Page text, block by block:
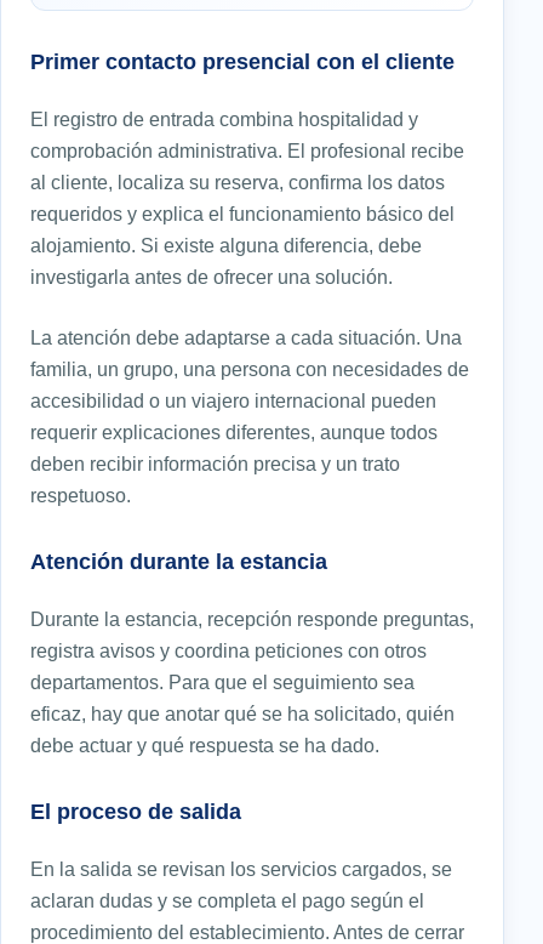
Primer contacto presencial con el cliente
El registro de entrada combina hospitalidad y
comprobación administrativa. El profesional recibe
al cliente, localiza su reserva, confirma los datos
requeridos y explica el funcionamiento básico del
alojamiento. Si existe alguna diferencia, debe
investigarla antes de ofrecer una solución.
La atención debe adaptarse a cada situación. Una
familia, un grupo, una persona con necesidades de
accesibilidad o un viajero internacional pueden
requerir explicaciones diferentes, aunque todos
deben recibir información precisa y un trato
respetuoso.
Atención durante la estancia
Durante la estancia, recepción responde preguntas,
registra avisos y coordina peticiones con otros
departamentos. Para que el seguimiento sea
eficaz, hay que anotar qué se ha solicitado, quién
debe actuar y qué respuesta se ha dado.
El proceso de salida
En la salida se revisan los servicios cargados, se
aclaran dudas y se completa el pago según el
procedimiento del establecimiento. Antes de cerrar